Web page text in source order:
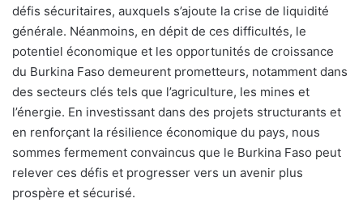
défis sécuritaires, auxquels s’ajoute la crise de liquidité
générale. Néanmoins, en dépit de ces difficultés, le
potentiel économique et les opportunités de croissance
du Burkina Faso demeurent prometteurs, notamment dans
des secteurs clés tels que l’agriculture, les mines et
l’énergie. En investissant dans des projets structurants et
en renforçant la résilience économique du pays, nous
sommes fermement convaincus que le Burkina Faso peut
relever ces défis et progresser vers un avenir plus
prospère et sécurisé.